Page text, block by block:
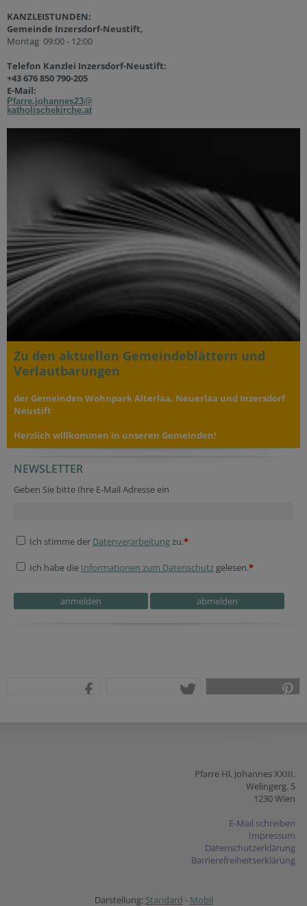
KANZLEISTUNDEN:
Gemeinde Inzersdorf-Neustift,
Montag 09:00 - 12:00
Telefon Kanzlei Inzersdorf-Neustift:
+43 676 850 790-205
E-Mail:
Pfarre.johannes23@
katholischekirche.at
Zu den aktuellen Gemeindeblättern und
Verlautbarungen
der Gemeinden Wohnpark Alterlaa, Neuerlaa und Inzersdorf
Neustift
Herzlich willkommen in unseren Gemeinden!
NEWSLETTER
Geben Sie bitte Ihre E-Mail Adresse ein
Ich stimme der Datenverarbeitungzu.*
Ich habe die Informationen zum Datenschutz gelesen.*
Pfarre Hl. Johannes XXIII.
Welingerg. 5
1230 Wien
E-Mail schreiben
Impressum
Datenschutzerklärung
Barrierefreiheitserklärung
Darstellung: Standard - Mobil